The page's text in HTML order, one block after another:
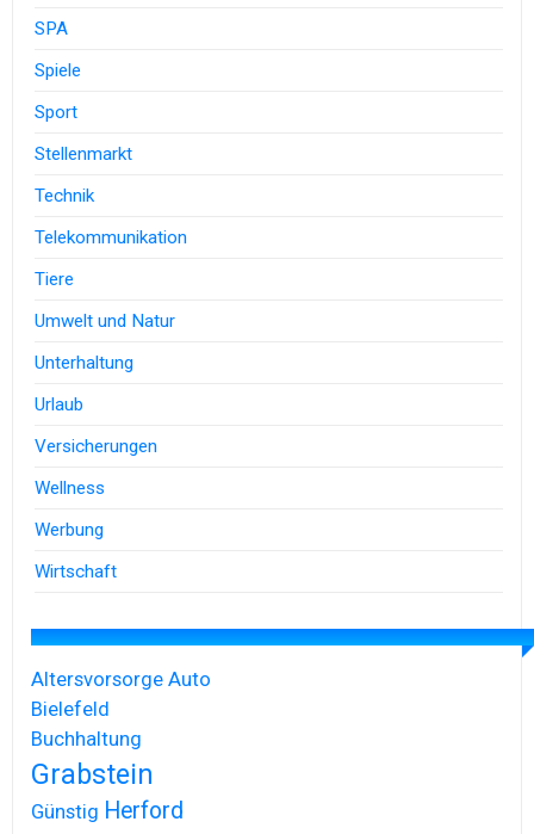
SPA
Spiele
Sport
Stellenmarkt
Technik
Telekommunikation
Tiere
Umwelt und Natur
Unterhaltung
Urlaub
Versicherungen
Wellness
Werbung
Wirtschaft
Altersvorsorge Auto
Bielefeld
Buchhaltung
Grabstein
Günstig Herford